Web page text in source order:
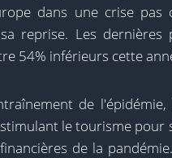
dans une crise pas
reprise. Les dernières
54% inférieurs cette
de l'épidémie,
le tourisme pour
de la